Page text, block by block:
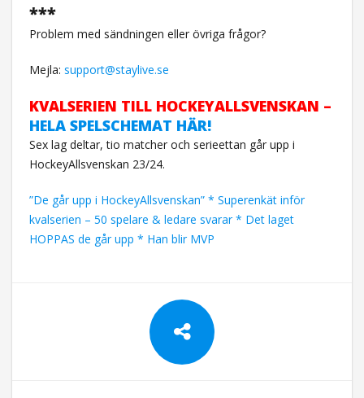
***
Problem med sändningen eller övriga frågor?
Mejla: support@staylive.se
KVALSERIEN TILL HOCKEYALLSVENSKAN –
HELA SPELSCHEMAT HÄR!
Sex lag deltar, tio matcher och serieettan går upp i
HockeyAllsvenskan 23/24.
”De går upp i HockeyAllsvenskan” * Superenkät inför
kvalserien – 50 spelare & ledare svarar * Det laget
HOPPAS de går upp * Han blir MVP